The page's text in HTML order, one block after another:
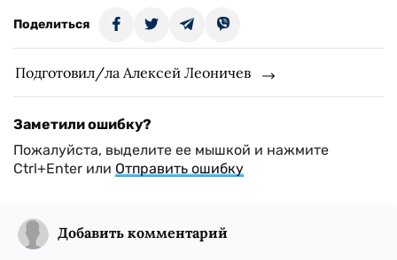
Поделиться
Подготовил/ла Алексей Леоничев
Заметили ошибку?
Пожалуйста, выделите ее мышкой и нажмите
Ctrl+Enter или Отправить ошибку
Добавить комментарий